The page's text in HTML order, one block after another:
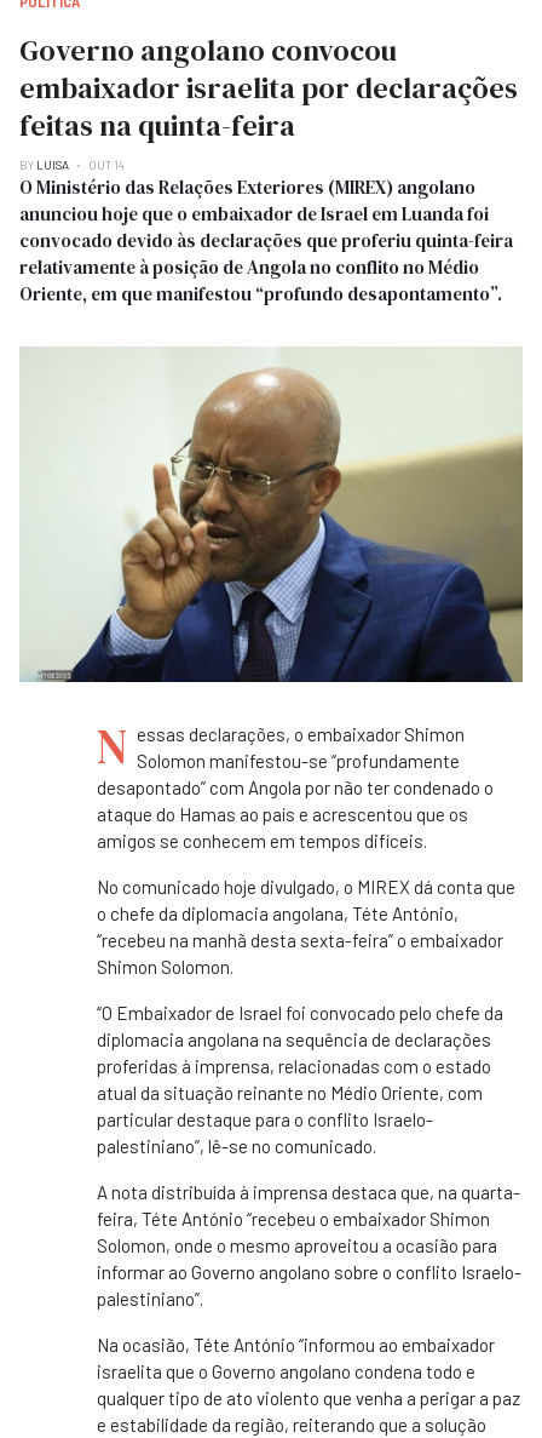
Governo angolano convocou
embaixador israelita por declarações
feitas na quinta-feira
BY LUISA OUT 14
O Ministério das Relações Exteriores (MIREX) angolano
anunciou hoje que o embaixador de Israel em Luanda foi
convocado devido às declarações que proferiu quinta-feira
relativamente à posição de Angola no conflito no Médio
Oriente, em que manifestou “profundo desapontamento”.
N essas declarações, o embaixador Shimon
Solomon manifestou-se “profundamente
desapontado” com Angola por não ter condenado o
ataque do Hamas ao país e acrescentou que os
amigos se conhecem em tempos difíceis.
No comunicado hoje divulgado, o MIREX dá conta que
o chefe da diplomacia angolana, Téte António,
“recebeu na manhã desta sexta-feira” o embaixador
Shimon Solomon.
“O Embaixador de Israel foi convocado pelo chefe da
diplomacia angolana na sequência de declarações
proferidas à imprensa, relacionadas com o estado
atual da situação reinante no Médio Oriente, com
particular destaque para o conflito Israelo-
palestiniano”, lê-se no comunicado.
A nota distribuída à imprensa destaca que, na quarta-
feira, Téte António “recebeu o embaixador Shimon
Solomon, onde o mesmo aproveitou a ocasião para
informar ao Governo angolano sobre o conflito Israelo-
palestiniano”.
Na ocasião, Téte António “informou ao embaixador
israelita que o Governo angolano condena todo e
qualquer tipo de ato violento que venha a perigar a paz
e estabilidade da região, reiterando que a solução